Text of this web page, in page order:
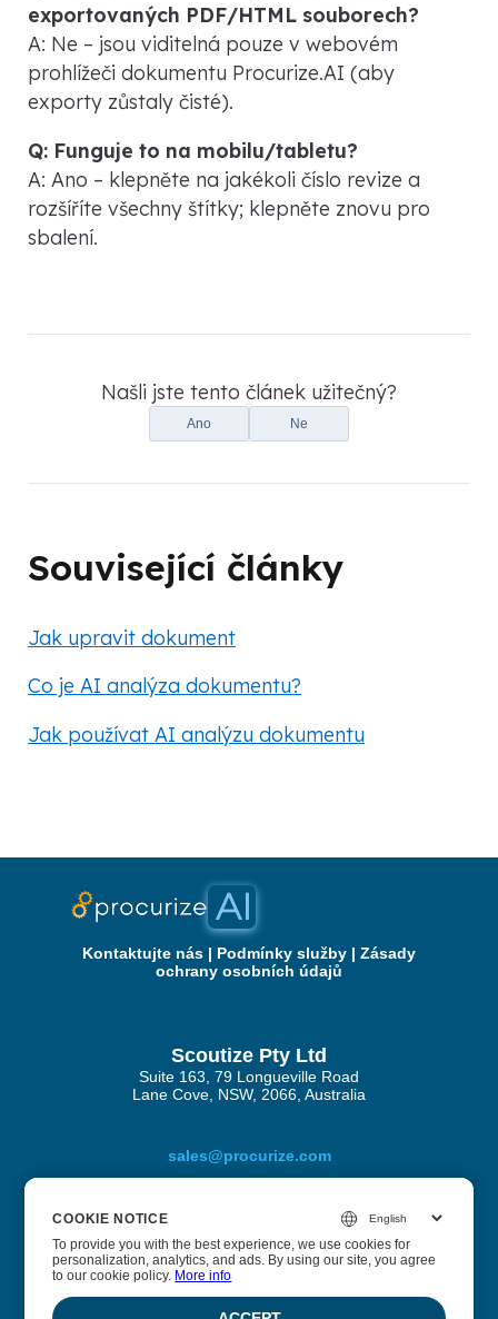
exportovaných PDF/HTML souborech?
A: Ne – jsou viditelná pouze v webovém
prohlížeči dokumentu Procurize.AI (aby
exporty zůstaly čisté).
Q: Funguje to na mobilu/tabletu?
A: Ano – klepněte na jakékoli číslo revize a
rozšíříte všechny štítky; klepněte znovu pro
sbalení.
Našli jste tento článek užitečný?
Ano Ne
Související články
Jak upravit dokument
Co je AI analýza dokumentu?
Jak používat AI analýzu dokumentu
Kontaktujte nás | Podmínky služby | Zásady
ochrany osobních údajů
Scoutize Pty Ltd
Suite 163, 79 Longueville Road
Lane Cove, NSW, 2066, Australia
sales@procurize.com
O Procurize AI
Pomáháme podnikům odstranit ruční práci z procesů
COOKIE NOTICE
To provide you with the best experience, we use cookies for
personalization, analytics, and ads. By using our site, you agree
to our cookie policy. More info
COOKIE NOTICE
To provide you with the best experience, we use cookies for
personalization, analytics, and ads. By using our site, you agree
to our cookie policy. More info